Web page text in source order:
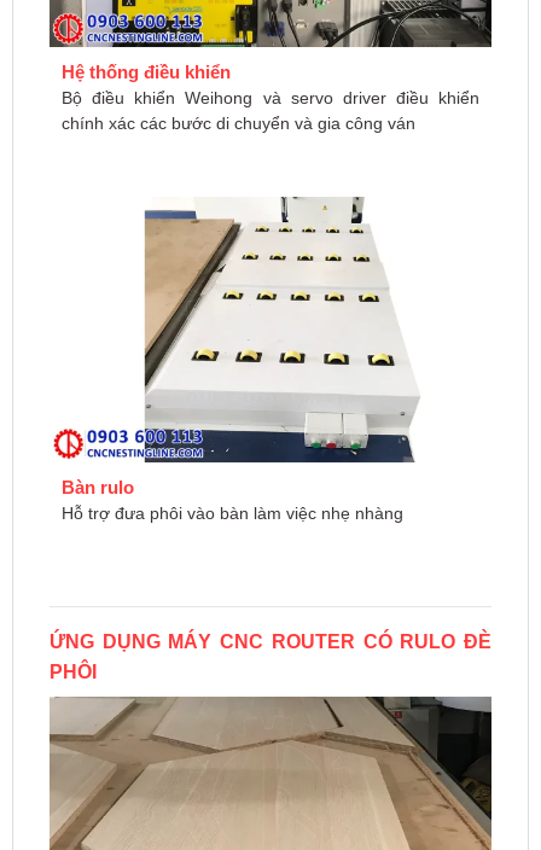
Hệ thống điều khiển
Bộ điều khiển Weihong và servo driver điều khiển
chính xác các bước di chuyển và gia công ván
Bàn rulo
Hỗ trợ đưa phôi vào bàn làm việc nhẹ nhàng
ỨNG DỤNG MÁY CNC ROUTER CÓ RULO ĐÈ
PHÔI